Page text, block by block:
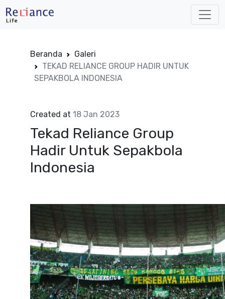
Beranda
Galeri
TEKAD RELIANCE GROUP HADIR UNTUK
SEPAKBOLA INDONESIA
Created at 18 Jan 2023
Tekad Reliance Group
Hadir Untuk Sepakbola
Indonesia